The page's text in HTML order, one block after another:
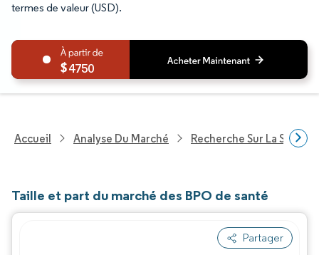
termes de valeur (USD).
4750
Accueil Analyse Du Marché Recherche Sur La Santé
Taille et part du marché des BPO de santé
Partager